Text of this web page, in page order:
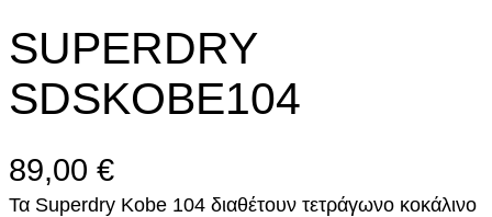
SUPERDRY
SDSKOBE104
89,00 €
Τα Superdry Kobe 104 διαθέτουν τετράγωνο κοκάλινο